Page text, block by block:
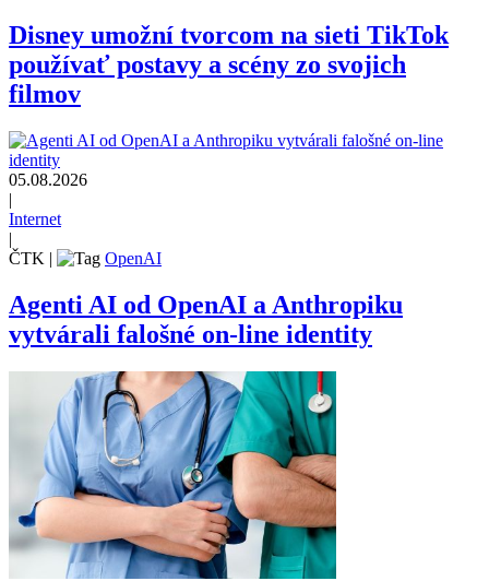
Disney umožní tvorcom na sieti TikTok
používať postavy a scény zo svojich
filmov
05.08.2026
|
Internet
|
ČTK | OpenAI
Agenti AI od OpenAI a Anthropiku
vytvárali falošné on-line identity